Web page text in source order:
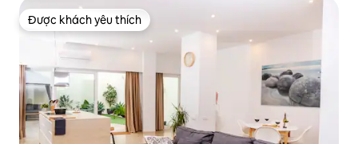
Được khách yêu thích
Được khách yêu thích